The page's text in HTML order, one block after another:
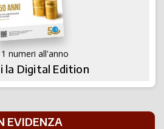
numeri all'anno
la Digital Edition
EVIDENZA